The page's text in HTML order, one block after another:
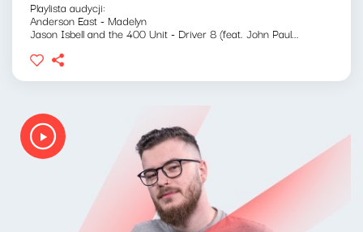
Playlista audycji:
Anderson East - Madelyn
Jason Isbell and the 400 Unit - Driver 8 (feat. John Paul...